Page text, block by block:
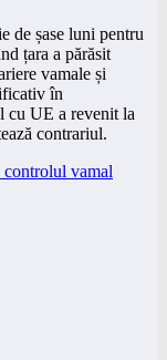
de șase luni pentru
țara a părăsit
vamale și
în
cu UE a revenit la
contrariul.